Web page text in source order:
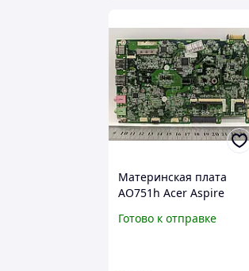
Материнская плата
AO751h Acer Aspire
плата)
Готово к отправке